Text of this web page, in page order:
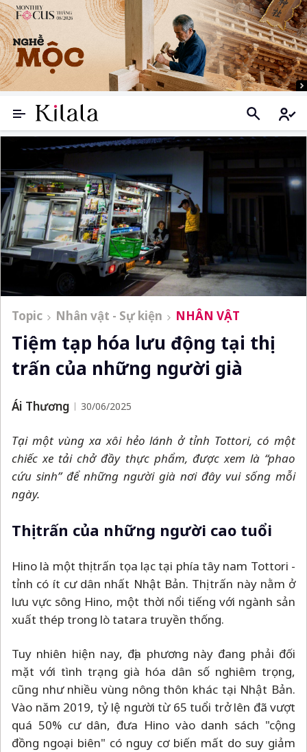
Topic Nhân vật - Sự kiện NHÂN VẬT
Tiệm tạp hóa lưu động tại thị
trấn của những người già
Ái Thương 30/06/2025
Tại một vùng xa xôi hẻo lánh ở tỉnh Tottori, có một
chiếc xe tải chở đầy thực phẩm, được xem là “phao
cứu sinh” để những người già nơi đây vui sống mỗi
ngày.
Thị trấn của những người cao tuổi
Hino là một thị trấn tọa lạc tại phía tây nam Tottori -
tỉnh có ít cư dân nhất Nhật Bản. Thị trấn này nằm ở
lưu vực sông Hino, một thời nổi tiếng với ngành sản
xuất thép trong lò tatara truyền thống.
Tuy nhiên hiện nay, địa phương này đang phải đối
mặt với tình trạng già hóa dân số nghiêm trọng,
cũng như nhiều vùng nông thôn khác tại Nhật Bản.
Vào năm 2019, tỷ lệ người từ 65 tuổi trở lên đã vượt
quá 50% cư dân, đưa Hino vào danh sách "cộng
đồng ngoại biên" có nguy cơ biến mất do suy giảm